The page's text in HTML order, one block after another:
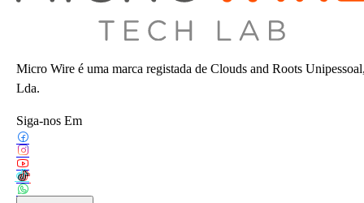
Micro Wire é uma marca registada de Clouds and Roots
Lda.
Siga-nos Em